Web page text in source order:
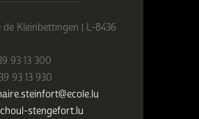
de Kleinbettingen | L-8436
93 13 300
93 13 930
stengefort.lu